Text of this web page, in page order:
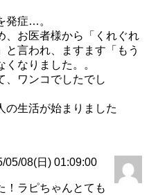
発症…。
、お医者様から「くれぐれ
と言われ、ますます「もう
なりました。。
、ワンコでしたでし
の生活が始まりました
05/08(日) 01:09:00
！ラピちゃんとても